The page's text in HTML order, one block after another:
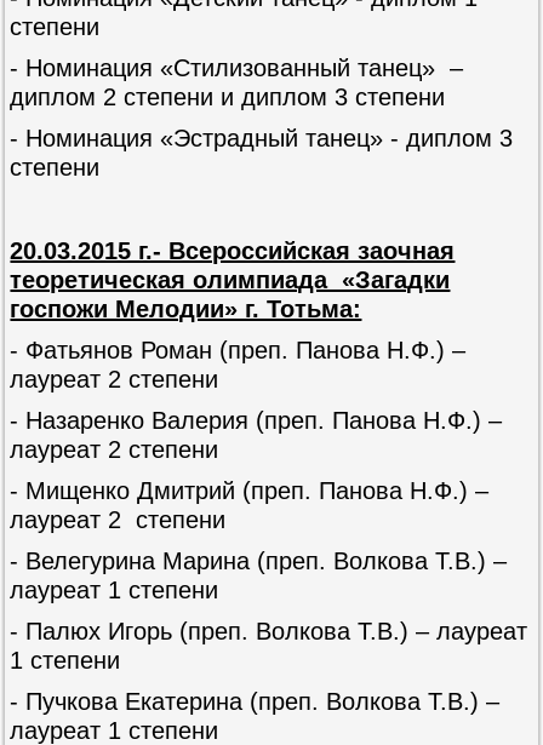
степени
- Номинация «Стилизованный танец» –
диплом 2 степени и диплом 3 степени
- Номинация «Эстрадный танец» - диплом 3
степени
20.03.2015 г.- Всероссийская заочная
теоретическая олимпиада «Загадки
госпожи Мелодии» г. Тотьма:
- Фатьянов Роман (преп. Панова Н.Ф.) –
лауреат 2 степени
- Назаренко Валерия (преп. Панова Н.Ф.) –
лауреат 2 степени
- Мищенко Дмитрий (преп. Панова Н.Ф.) –
лауреат 2 степени
- Велегурина Марина (преп. Волкова Т.В.) –
лауреат 1 степени
- Палюх Игорь (преп. Волкова Т.В.) – лауреат
1 степени
- Пучкова Екатерина (преп. Волкова Т.В.) –
лауреат 1 степени